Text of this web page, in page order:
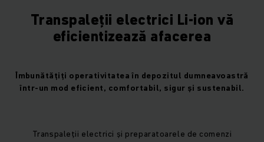
Transpaleții electrici Li-ion vă
eficientizează afacerea
Îmbunătățiți operativitatea în depozitul dumneavoastră
într-un mod eficient, comfortabil, sigur și sustenabil.
Transpaleții electrici și preparatoarele de comenzi